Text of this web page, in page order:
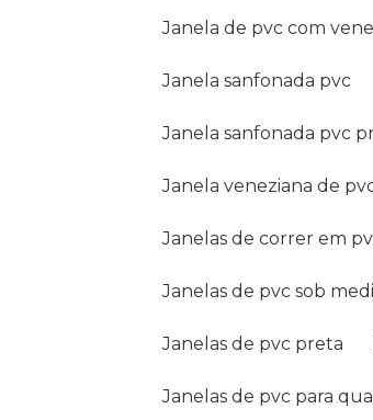
Janela de pvc com
Janela sanfonada pvc
Janela sanfonada pvc
Janela veneziana de
Janelas de correr em
Janelas de pvc sob
Janelas de pvc preta
Janelas de pvc para